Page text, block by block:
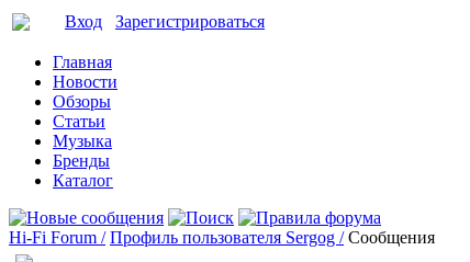
Вход Зарегистрироваться
Главная
Новости
Обзоры
Статьи
Музыка
Бренды
Каталог
Hi-Fi Forum / Профиль пользователя Sergog / Сообщения